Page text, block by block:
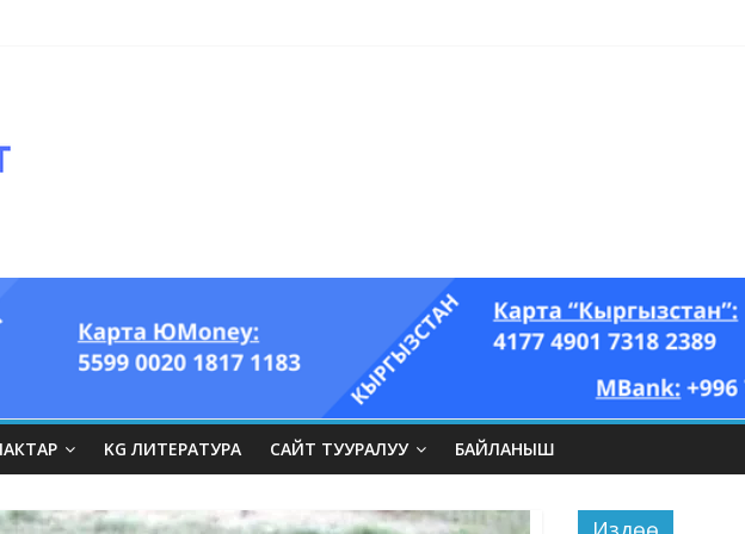
KG ЛИТЕРАТУРА САЙТ ТУУРАЛУУ БАЙЛАНЫШ